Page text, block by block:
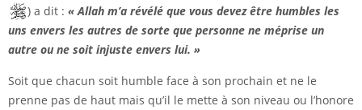
) a dit : « Allah m’a révélé que vous devez être humbles les
uns envers les autres de sorte que personne ne méprise un
autre ou ne soit injuste envers lui. »
Soit que chacun soit humble face à son prochain et ne le
prenne pas de haut mais qu’il le mette à son niveau ou l’honore